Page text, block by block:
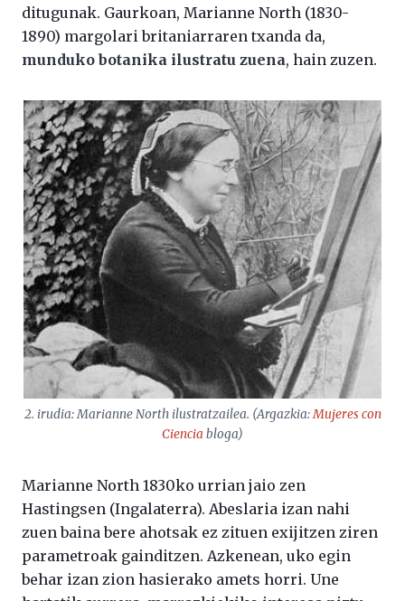
ditugunak. Gaurkoan, Marianne North (1830-
1890) margolari britaniarraren txanda da,
munduko botanika ilustratu zuena, hain zuzen.
2. irudia: Marianne North ilustratzailea. (Argazkia:Mujeres con
Ciencia bloga)
Marianne North 1830ko urrian jaio zen
Hastingsen (Ingalaterra). Abeslaria izan nahi
zuen baina bere ahotsak ez zituen exijitzen ziren
parametroak gainditzen. Azkenean, uko egin
behar izan zion hasierako amets horri. Une